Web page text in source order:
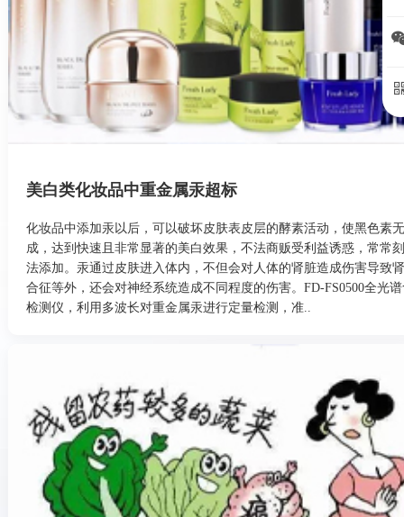
美白类化妆品中重金属汞超标
化妆品中添加汞以后，可以破坏皮肤表皮层的酵素活动，使黑色素
成，达到快速且非常显著的美白效果，不法商贩受利益诱惑，常常
法添加。汞通过皮肤进入体内，不但会对人体的肾脏造成伤害导致
合征等外，还会对神经系统造成不同程度的伤害。FD-FS0500全光
检测仪，利用多波长对重金属汞进行定量检测，准..